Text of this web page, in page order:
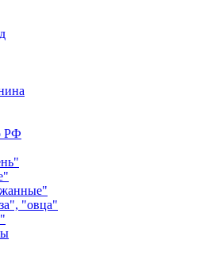
РФ
"овца"